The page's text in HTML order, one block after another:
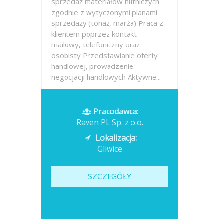
zgodnie z wytyczonymi planami
sprzedaży (tonaż, marża) Praca z
klientem poprzez kontakt
mailowy, telefoniczny oraz
osobisty Przedstawianie oferty
handlowej, prowadzenie
negocjacji handlowych Aktywne...
Pracodawca:
Raven PL Sp. z o.o.
Lokalizacja:
Gliwice
SZCZEGÓŁY